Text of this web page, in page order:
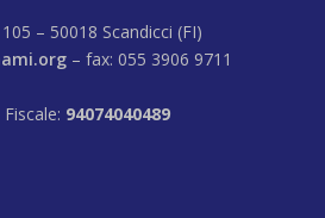
– 50018 Scandicci (FI)
– fax: 055 3906 9711
94074040489